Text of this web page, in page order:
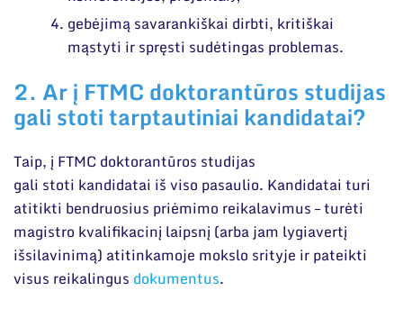
gebėjimą savarankiškai dirbti, kritiškai
mąstyti ir spręsti sudėtingas problemas.
2. Ar į FTMC doktorantūros studijas
gali stoti tarptautiniai kandidatai?
Taip, į FTMC doktorantūros studijas
gali stoti kandidatai iš viso pasaulio. Kandidatai turi
atitikti bendruosius priėmimo reikalavimus – turėti
magistro kvalifikacinį laipsnį (arba jam lygiavertį
išsilavinimą) atitinkamoje mokslo srityje ir pateikti
visus reikalingus dokumentus.